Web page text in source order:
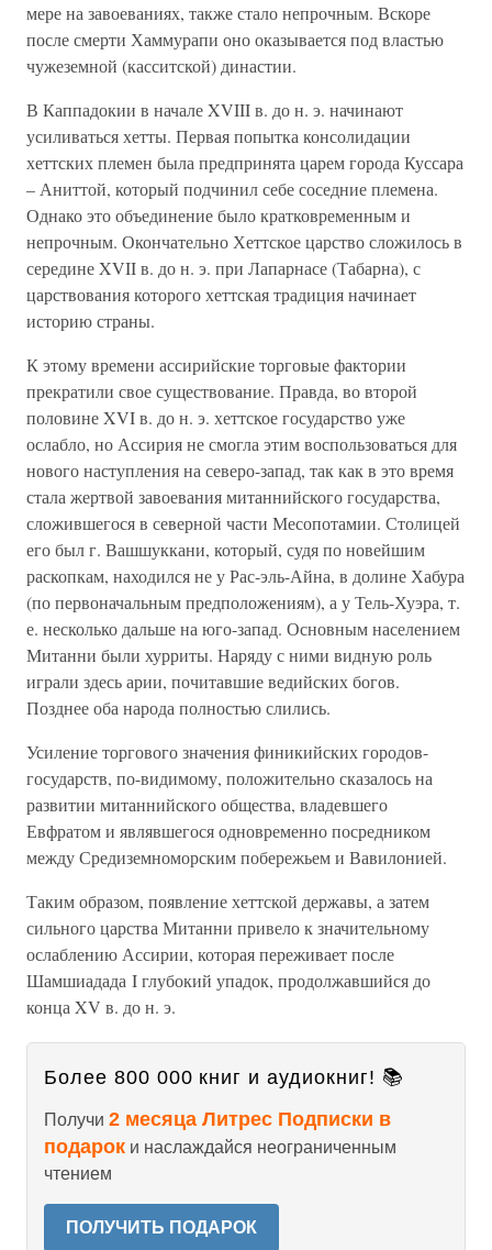
мере на завоеваниях, также стало непрочным. Вскоре
после смерти Хаммурапи оно оказывается под властью
чужеземной (касситской) династии.
В Каппадокии в начале XVIII в. до н. э. начинают
усиливаться хетты. Первая попытка консолидации
хеттских племен была предпринята царем города Куссара
– Аниттой, который подчинил себе соседние племена.
Однако это объединение было кратковременным и
непрочным. Окончательно Хеттское царство сложилось в
середине XVII в. до н. э. при Лапарнасе (Табарна), с
царствования которого хеттская традиция начинает
историю страны.
К этому времени ассирийские торговые фактории
прекратили свое существование. Правда, во второй
половине XVI в. до н. э. хеттское государство уже
ослабло, но Ассирия не смогла этим воспользоваться для
нового наступления на северо-запад, так как в это время
стала жертвой завоевания митаннийского государства,
сложившегося в северной части Месопотамии. Столицей
его был г. Вашшуккани, который, судя по новейшим
раскопкам, находился не у Рас-эль-Айна, в долине Хабура
(по первоначальным предположениям), а у Тель-Хуэра, т.
е. несколько дальше на юго-запад. Основным населением
Митанни были хурриты. Наряду с ними видную роль
играли здесь арии, почитавшие ведийских богов.
Позднее оба народа полностью слились.
Усиление торгового значения финикийских городов-
государств, по-видимому, положительно сказалось на
развитии митаннийского общества, владевшего
Евфратом и являвшегося одновременно посредником
между Средиземноморским побережьем и Вавилонией.
Таким образом, появление хеттской державы, а затем
сильного царства Митанни привело к значительному
ослаблению Ассирии, которая переживает после
Шамшиадада I глубокий упадок, продолжавшийся до
конца XV в. до н. э.
Более 800 000 книг и аудиокниг! 📚
Получи 2 месяца Литрес Подписки в
подарок и наслаждайся неограниченным
чтением
ПОЛУЧИТЬ ПОДАРОК